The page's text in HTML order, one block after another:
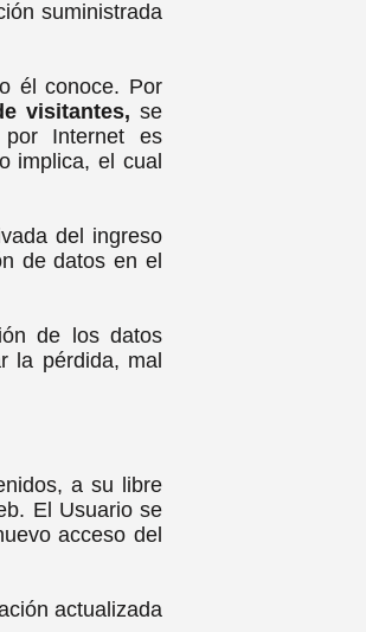
suministrada
él conoce. Por
visitantes, se
Internet es
implica, el cual
del ingreso
de datos en el
de los datos
la pérdida, mal
a su libre
El Usuario se
acceso del
actualizada